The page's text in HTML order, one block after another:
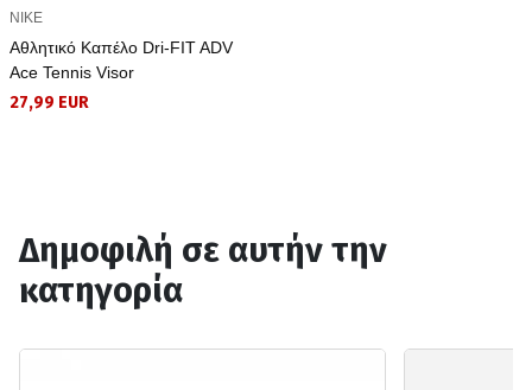
NIKE
Αθλητικό Καπέλο Dri-FIT ADV
Ace Tennis Visor
27,99 EUR
Δημοφιλή σε αυτήν την
κατηγορία